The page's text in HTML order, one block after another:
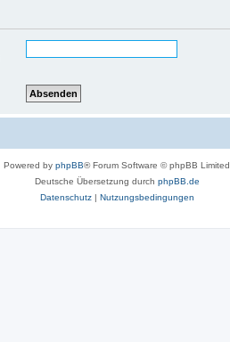
Powered by phpBB® Forum Software © phpBB Limited
Deutsche Übersetzung durch phpBB.de
Datenschutz| Nutzungsbedingungen